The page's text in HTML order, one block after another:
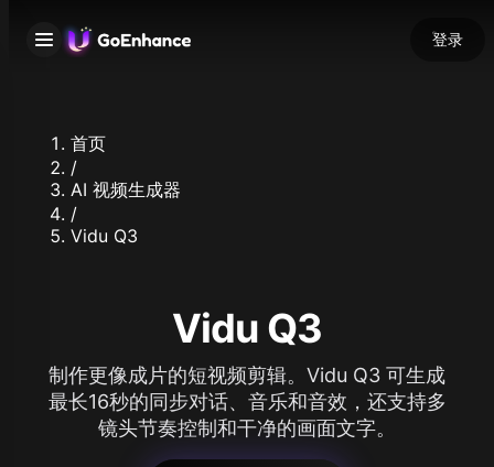
登录
首页
/
AI 视频生成器
/
Vidu Q3
Vidu Q3
制作更像成片的短视频剪辑。Vidu Q3 可生成
最长16秒的同步对话、音乐和音效，还支持多
镜头节奏控制和干净的画面文字。